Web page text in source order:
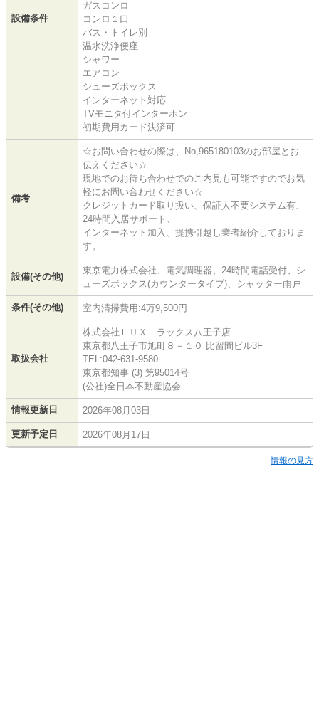
設備条件
ガスコンロ
コンロ１口
バス・トイレ別
温水洗浄便座
シャワー
エアコン
シューズボックス
インターネット対応
TVモニタ付インターホン
初期費用カード決済可
備考
☆お問い合わせの際は、No,965180103のお部屋とお
伝えください☆
現地でのお待ち合わせでのご内見も可能ですのでお気
軽にお問い合わせください☆
クレジットカード取り扱い、保証人不要システム有、
24時間入居サポート、
インターネット加入、提携引越し業者紹介しておりま
す。
設備(その他)
東京電力株式会社、電気調理器、24時間電話受付、シ
ューズボックス(カウンタータイプ)、シャッター雨戸
条件(その他) 室内清掃費用:4万9,500円
取扱会社
株式会社ＬＵＸ ラックス八王子店
東京都八王子市旭町８－１０ 比留間ビル3F
TEL:042-631-9580
東京都知事 (3) 第95014号
(公社)全日本不動産協会
情報更新日 2026年08月03日
更新予定日 2026年08月17日
情報の見方